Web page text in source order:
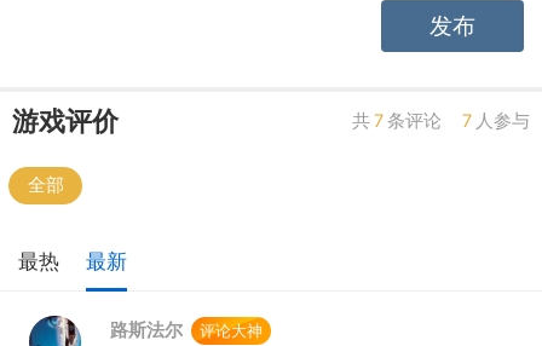
发布
游戏评价 共7条评论 7 人参与
全部
最热 最新
路斯法尔 评论大神